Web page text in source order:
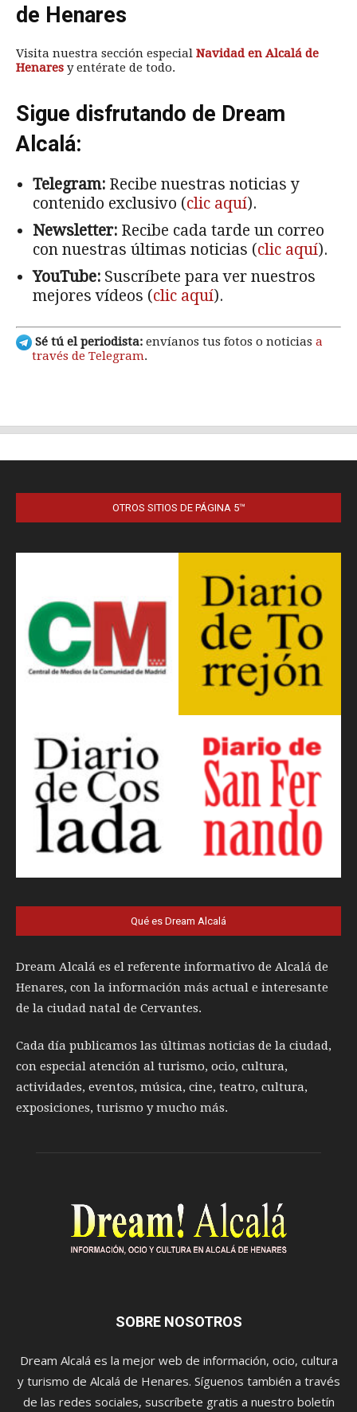
OTROS SITIOS DE PÁGINA 5™
Qué es Dream Alcalá
Dream Alcalá es el referente informativo de Alcalá de
Henares, con la información más actual e interesante
de la ciudad natal de Cervantes.
Cada día publicamos las últimas noticias de la ciudad,
con especial atención al turismo, ocio, cultura,
actividades, eventos, música, cine, teatro, cultura,
exposiciones, turismo y mucho más.
SOBRE NOSOTROS
Dream Alcalá es la mejor web de información, ocio, cultura
y turismo de Alcalá de Henares. Síguenos también a través
de las redes sociales, suscríbete gratis a nuestro boletín